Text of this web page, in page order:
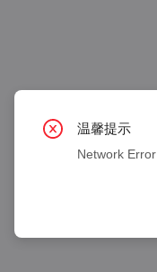
温馨提示
Network Error